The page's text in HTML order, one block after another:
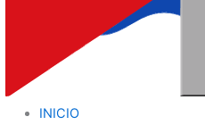
INICIO